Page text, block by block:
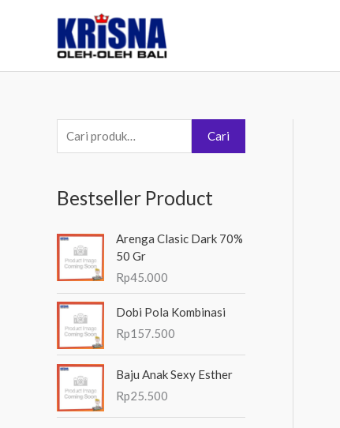
e
c
a
u
n
u
Cari
Bestseller Product
Arenga Clasic Dark 70%
50 Gr
Rp45.000
Dobi Pola Kombinasi
Rp157.500
Baju Anak Sexy Esther
Rp25.500